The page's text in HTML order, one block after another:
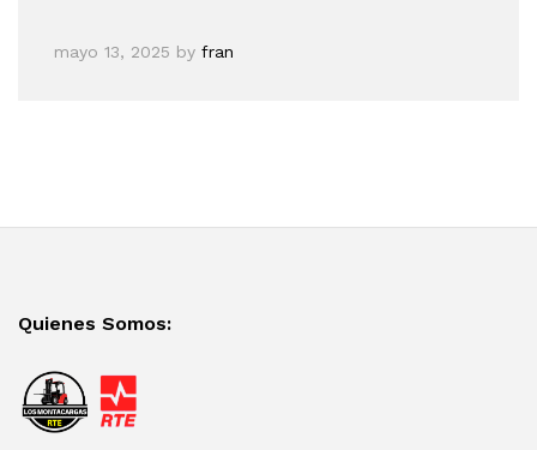
mayo 13, 2025 by fran
Quienes Somos: